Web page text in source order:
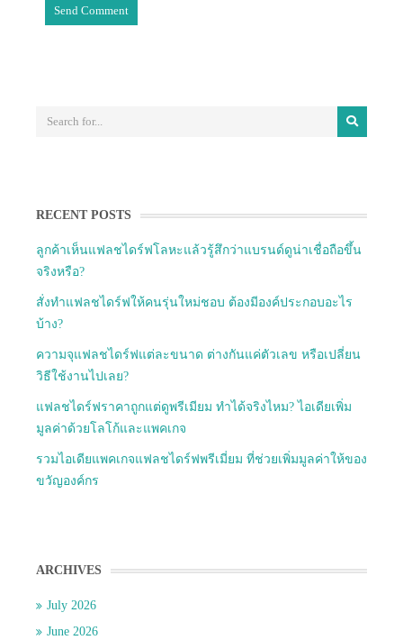
RECENT POSTS
ลูกค้าเห็นแฟลชไดร์ฟโลหะแล้วรู้สึกว่าแบรนด์ดูน่าเชื่อถือขึ้น
จริงหรือ?
สั่งทำแฟลชไดร์ฟให้คนรุ่นใหม่ชอบ ต้องมีองค์ประกอบอะไร
บ้าง?
ความจุแฟลชไดร์ฟแต่ละขนาด ต่างกันแค่ตัวเลข หรือเปลี่ยน
วิธีใช้งานไปเลย?
แฟลชไดร์ฟราคาถูกแต่ดูพรีเมียม ทำได้จริงไหม? ไอเดียเพิ่ม
มูลค่าด้วยโลโก้และแพคเกจ
รวมไอเดียแพคเกจแฟลชไดร์ฟพรีเมี่ยม ที่ช่วยเพิ่มมูลค่าให้ของ
ขวัญองค์กร
ARCHIVES
July 2026
June 2026